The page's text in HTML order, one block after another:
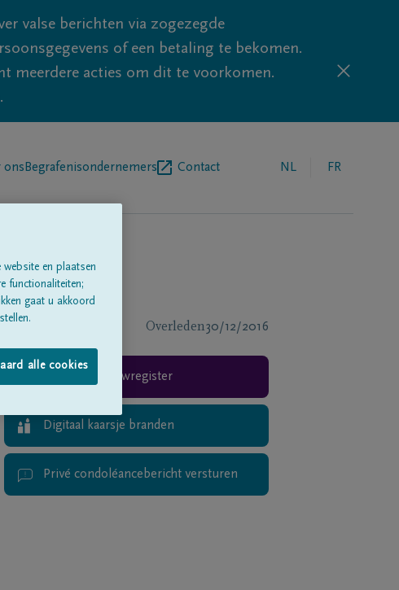
valse berichten via zogezegde
of een betaling te bekomen.
meerdere acties om dit te voorkomen.
ons Begrafenisondernemers Contact NL FR
Overleden30/12/2016
Rouwregister
Digitaal kaarsje branden
Privé condoléancebericht versturen
en plaatsen
functionaliteiten;
gaat u akkoord
alle cookies